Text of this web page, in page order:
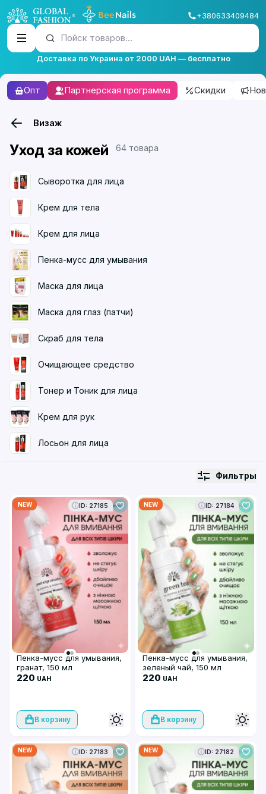
+380633409484
Пойск товаров...
Доставка по Украина от 2000 UAH — бесплатно
Опт Партнерская программа Скидки
Визаж
Уход за кожей 64 товара
Сыворотка для лица
Крем для тела
Крем для лица
Пенка-мусс для умывания
Маска для лица
Маска для глаз (патчи)
Скраб для тела
Очищающее средство
Тонер и Тоник для лица
Крем для рук
Лосьон для лица
Фильтры
NEW ID: 27185
Пенка-мусс для умывания,
гранат, 150 мл
220 UAH
В корзину
NEW ID: 27184
Пенка-мусс для умывания,
зеленый чай, 150 мл
220 UAH
В корзину
NEW ID: 27183 NEW ID: 27182